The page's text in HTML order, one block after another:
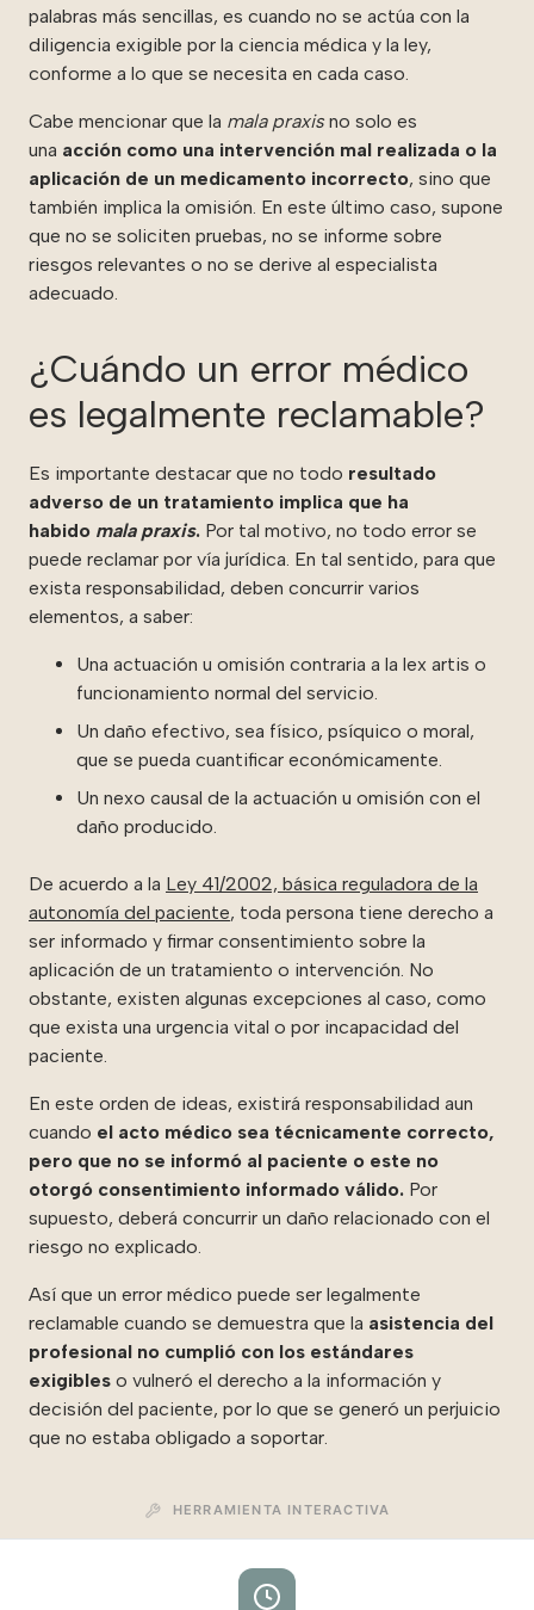
palabras más sencillas, es cuando no se actúa con la
diligencia exigible por la ciencia médica y la ley,
conforme a lo que se necesita en cada caso.
Cabe mencionar que la mala praxisno solo es
una acción como una intervención mal realizada o la
aplicación de un medicamento incorrecto, sino que
también implica la omisión. En este último caso, supone
que no se soliciten pruebas, no se informe sobre
riesgos relevantes o no se derive al especialista
adecuado.
¿Cuándo un error médico
es legalmente reclamable?
Es importante destacar que no todo resultado
adverso de un tratamiento implica que ha
habido mala praxis. Por tal motivo, no todo error se
puede reclamar por vía jurídica. En tal sentido, para que
exista responsabilidad, deben concurrir varios
elementos, a saber:
Una actuación u omisión contraria a la lex artis o
funcionamiento normal del servicio.
Un daño efectivo, sea físico, psíquico o moral,
que se pueda cuantificar económicamente.
Un nexo causal de la actuación u omisión con el
daño producido.
De acuerdo a la Ley 41/2002, básica reguladora de la
autonomía del paciente, toda persona tiene derecho a
ser informado y firmar consentimiento sobre la
aplicación de un tratamiento o intervención. No
obstante, existen algunas excepciones al caso, como
que exista una urgencia vital o por incapacidad del
paciente.
En este orden de ideas, existirá responsabilidad aun
cuando el acto médico sea técnicamente correcto,
pero que no se informó al paciente o este no
otorgó consentimiento informado válido. Por
supuesto, deberá concurrir un daño relacionado con el
riesgo no explicado.
Así que un error médico puede ser legalmente
reclamable cuando se demuestra que la asistencia del
profesional no cumplió con los estándares
exigibles o vulneró el derecho a la información y
decisión del paciente, por lo que se generó un perjuicio
que no estaba obligado a soportar.
HERRAMIENTA INTERACTIVA